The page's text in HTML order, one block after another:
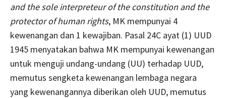
and the sole interpreteur of the constitution and the
protector of human rights, MK mempunyai 4
kewenangan dan 1 kewajiban. Pasal 24C ayat (1) UUD
1945 menyatakan bahwa MK mempunyai kewenangan
untuk menguji undang-undang (UU) terhadap UUD,
memutus sengketa kewenangan lembaga negara
yang kewenangannya diberikan oleh UUD, memutus